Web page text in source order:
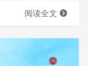
阅读全文